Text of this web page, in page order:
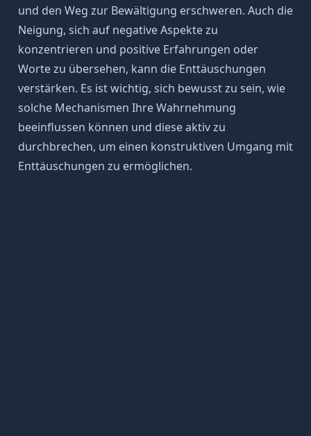
und den Weg zur Bewältigung erschweren. Auch die
Neigung, sich auf negative Aspekte zu
konzentrieren und positive Erfahrungen oder
Worte zu übersehen, kann die Enttäuschungen
verstärken. Es ist wichtig, sich bewusst zu sein, wie
solche Mechanismen Ihre Wahrnehmung
beeinflussen können und diese aktiv zu
durchbrechen, um einen konstruktiven Umgang mit
Enttäuschungen zu ermöglichen.